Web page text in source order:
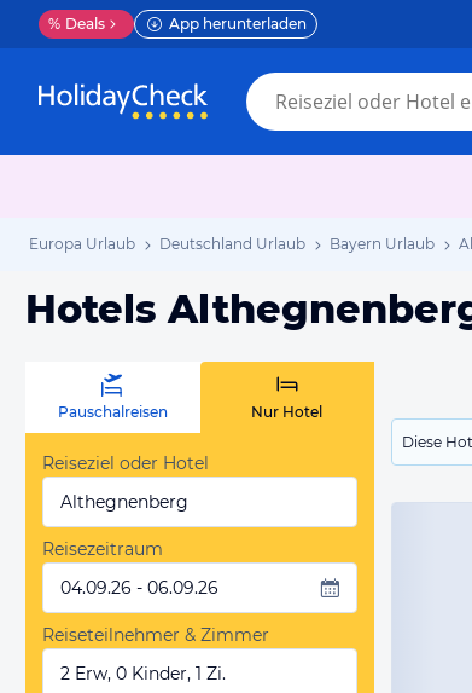
% Deals App herunterladen
Europa Urlaub Deutschland Urlaub Bayern Urlaub
Hotels
Diese
Pauschalreisen Nur Hotel
Reiseziel oder Hotel
Althegnenberg
Reisezeitraum
04.09.26 - 06.09.26
Reiseteilnehmer & Zimmer
2 Erw, 0 Kinder, 1 Zi.